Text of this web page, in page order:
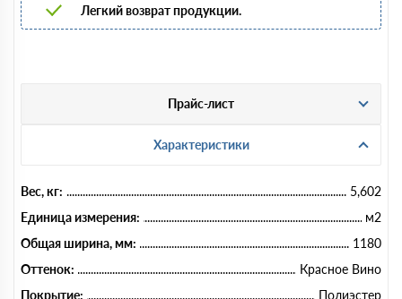
Легкий возврат продукции.
Прайс-лист
Характеристики
Вес, кг:
5,602
Единица измерения:
м2
Общая ширина, мм:
1180
Оттенок:
Красное Вино
Покрытие:
Полиэстер